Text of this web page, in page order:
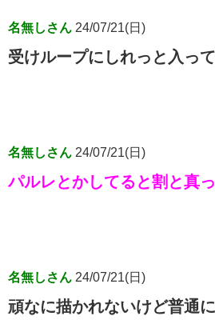
名無しさん 24/07/21(日)
受けループにしれっと入っ
名無しさん 24/07/21(日)
パルレとかしてると割と真
名無しさん 24/07/21(日)
頑なに描かれないけど普通